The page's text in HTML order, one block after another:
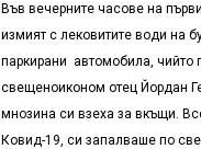
Във вечерните часове на
измият с лековитите води на
паркирани автомобила, чийто
свещеноиконом отец Йордан
мнозина си взеха за вкъщи.
Ковид-19, си запалваше по